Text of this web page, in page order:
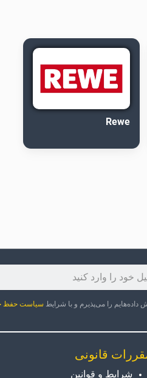
Rewe
داده‌هایم را می‌پذیرم و با شرایط سیاست حفظ
قانونی
شرایط و قوانین